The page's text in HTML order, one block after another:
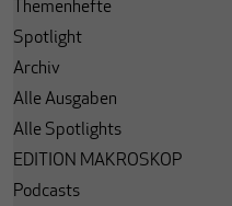
Themenhefte
Spotlight
Archiv
Alle Ausgaben
Alle Spotlights
EDITION MAKROSKOP
Podcasts